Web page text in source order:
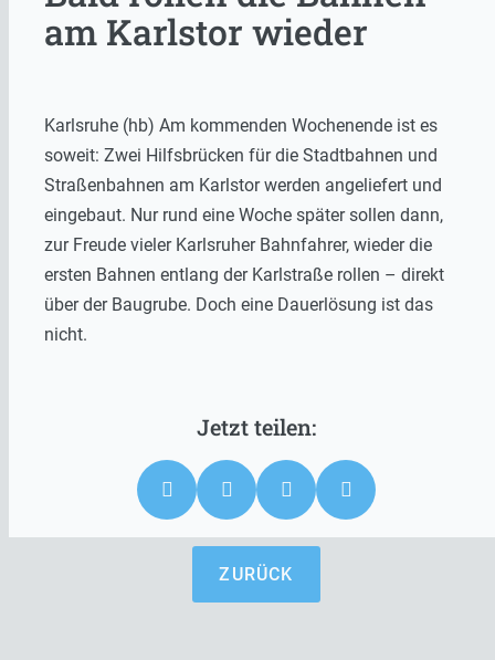
am Karlstor wieder
Karlsruhe (hb) Am kommenden Wochenende ist es
soweit: Zwei Hilfsbrücken für die Stadtbahnen und
Straßenbahnen am Karlstor werden angeliefert und
eingebaut. Nur rund eine Woche später sollen dann,
zur Freude vieler Karlsruher Bahnfahrer, wieder die
ersten Bahnen entlang der Karlstraße rollen – direkt
über der Baugrube. Doch eine Dauerlösung ist das
nicht.
ZURÜCK